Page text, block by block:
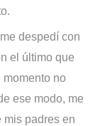
despedí con
el último que
momento no
ese modo, me
mis padres en